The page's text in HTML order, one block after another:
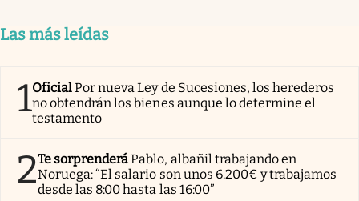
Las más leídas
1OficialPor nueva Ley de Sucesiones, los herederos
no obtendrán los bienes aunque lo determine el
testamento
2Te sorprenderáPablo, albañil trabajando en
Noruega: “El salario son unos 6.200€ y trabajamos
desde las 8:00 hasta las 16:00”